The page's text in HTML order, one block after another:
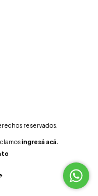
reservados.
ingresá acá.